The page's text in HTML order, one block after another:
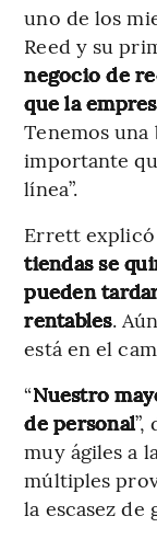
uno de los
Reed y su
negocio de
que la
Tenemos una
importante
línea”.
Errett
tiendas se
pueden
rentables.
está en el
“Nuestro
de personal”,
muy ágiles a
múltiples
la escasez de